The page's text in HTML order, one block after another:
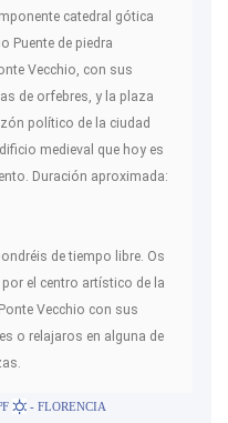
catedral gótica
Puente de piedra
Vecchio, con sus
de orfebres, y la plaza
político de la ciudad
medieval que hoy es
Duración aproximada:
de tiempo libre. Os
el centro artístico de la
Vecchio con sus
o relajaros en alguna de
- FLORENCIA